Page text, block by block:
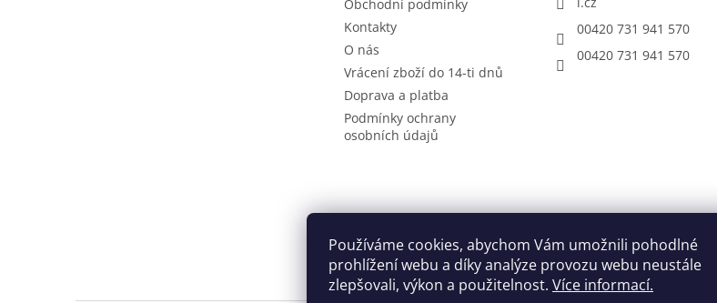
Používáme cookies, abychom Vám umožnili pohodlné
prohlížení webu a díky analýze provozu webu neustále
zlepšovali, výkon a použitelnost. Více informací.
Obchodní podmínky
Kontakty
O nás
Vrácení zboží do 14-ti dnů
Doprava a platba
Podmínky ochrany
osobních údajů
00420 731 941 570
00420 731 941 570
SK zákazníci - dielenske-vybavenie.sk